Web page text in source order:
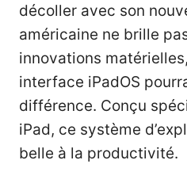
décoller avec son
américaine ne brille
innovations
interface iPadOS
différence. Conçu
iPad, ce système
belle à la productivité.